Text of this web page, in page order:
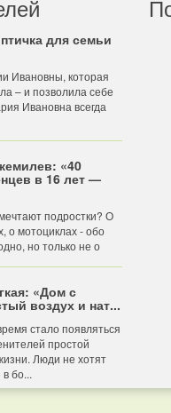
для семьи
Ивановны, которая
– и позволила себе
Ивановна всегда
«40
в 16 лет —
подростки? О
о мотоциклах - обо
но только не о
«Дом с
воздух и нат...
стало появляться
простой
Люди не хотят
бо...